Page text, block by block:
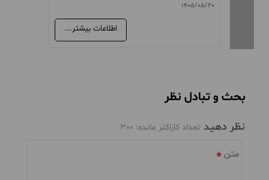
1405/05/20
اطلاعات بیشتر...
بحث و تبادل نظر
نظر دهید تعداد کاراکتر مانده: 300
متن